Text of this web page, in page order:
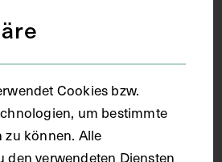
Cookies bzw.
um bestimmte
zu können. Alle
den verwendeten Diensten